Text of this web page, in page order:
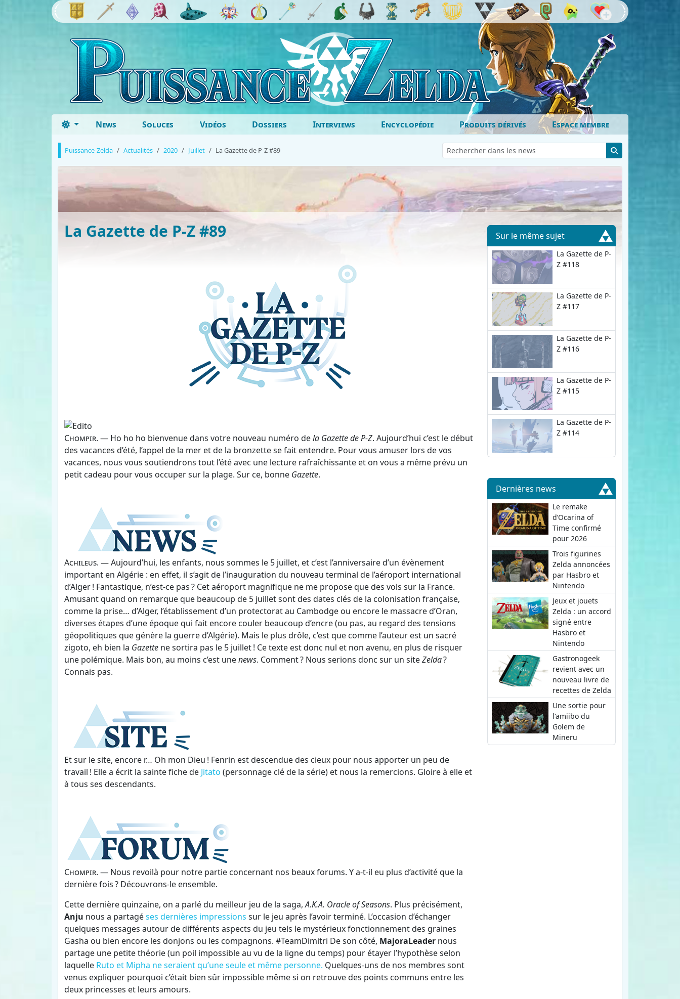
News Soluces Vidéos Dossiers Interviews Encyclopédie Produits dérivés Espace membre
Puissance-Zelda Actualités 2020 Juillet La Gazette de P-Z #89
La Gazette de P-Z #89
Chompir. — Ho ho ho bienvenue dans votre nouveau numéro dela Gazette de P-Z. Aujourd’hui c’est le début
des vacances d’été, l’appel de la mer et de la bronzette se fait entendre. Pour vous amuser lors de vos
vacances, nous vous soutiendrons tout l’été avec une lecture rafraîchissante et on vous a même prévu un
petit cadeau pour vous occuper sur la plage. Sur ce, bonne Gazette.
Achileus. — Aujourd’hui, les enfants, nous sommes le 5 juillet, et c’est l’anniversaire d’un évènement
important en Algérie : en effet, il s’agit de l’inauguration du nouveau terminal de l’aéroport international
d’Alger ! Fantastique, n’est-ce pas ? Cet aéroport magnifique ne me propose que des vols sur la France.
Amusant quand on remarque que beaucoup de 5 juillet sont des dates clés de la colonisation française,
comme la prise… d’Alger, l’établissement d’un protectorat au Cambodge ou encore le massacre d’Oran,
diverses étapes d’une époque qui fait encore couler beaucoup d’encre (ou pas, au regard des tensions
géopolitiques que génère la guerre d’Algérie). Mais le plus drôle, c’est que comme l’auteur est un sacré
zigoto, eh bien la Gazette ne sortira pas le 5 juillet ! Ce texte est donc nul et non avenu, en plus de risquer
une polémique. Mais bon, au moins c’est unenews. Comment ? Nous serions donc sur un siteZelda?
Connais pas.
Et sur le site, encore r… Oh mon Dieu ! Fenrin est descendue des cieux pour nous apporter un peu de
travail ! Elle a écrit la sainte fiche de Jitato (personnage clé de la série) et nous la remercions. Gloire à elle et
à tous ses descendants.
Chompir. — Nous revoilà pour notre partie concernant nos beaux forums. Y a-t‑il eu plus d’activité que la
dernière fois ? Découvrons-le ensemble.
Cette dernière quinzaine, on a parlé du meilleur jeu de la saga,A.K.A. Oracle of Seasons. Plus précisément,
Anju nous a partagéses dernières impressions sur le jeu après l’avoir terminé. L’occasion d’échanger
quelques messages autour de différents aspects du jeu tels le mystérieux fonctionnement des graines
Gasha ou bien encore les donjons ou les compagnons. #TeamDimitri De son côté, MajoraLeader nous
partage une petite théorie (un poil impossible au vu de la ligne du temps) pour étayer l’hypothèse selon
laquelle Ruto et Mipha ne seraient qu’une seule et même personne. Quelques-uns de nos membres sont
venus expliquer pourquoi c’était bien sûr impossible même si on retrouve des points communs entre les
deux princesses et leurs amours.
Sur le même sujet
La Gazette de P-
Z #118
La Gazette de P-
Z #117
La Gazette de P-
Z #116
La Gazette de P-
Z #115
La Gazette de P-
Z #114
Dernières news
Le remake
d’Ocarina of
Time confirmé
pour 2026
Trois figurines
Zelda annoncées
par Hasbro et
Nintendo
Jeux et jouets
Zelda : un accord
signé entre
Hasbro et
Nintendo
Gastronogeek
revient avec un
nouveau livre de
recettes de Zelda
Une sortie pour
l'amiibo du
Golem de
Mineru